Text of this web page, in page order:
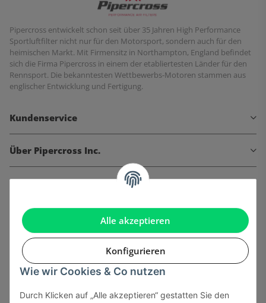
Alle akzeptieren
Konfigurieren
Wie wir Cookies & Co nutzen
Durch Klicken auf „Alle akzeptieren“ gestatten Sie den
Pipercross entwickelt schon seit über 35 Jahren High Performance
Sportluftfilter nicht nur für den Motorsport, sondern auch für den
heimischen Markt. Mit Firmensitz in Northampton, England befindet
sich die Firma Pipercross in einem der etabliertesten Länder für den
Rennsport. Die bekanntesten Wettbewerbs-Motoren stammen aus
englischer Entwicklung und Fertigung.
Kundenservice
Über Pipercross Inc.
Informationen
Gesetzliche Informationen